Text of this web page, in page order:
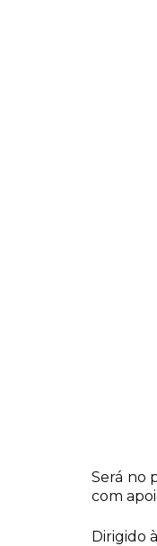
Será no
com
Dirigido